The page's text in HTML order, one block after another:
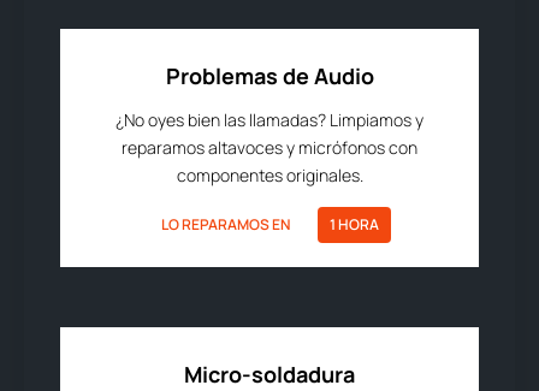
Problemas de Audio
¿No oyes bien las llamadas? Limpiamos y
reparamos altavoces y micrófonos con
componentes originales.
LO REPARAMOS EN 1 HORA
Micro-soldadura